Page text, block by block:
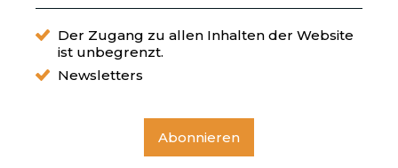
Der Zugang zu allen Inhalten der Website
ist unbegrenzt.
Newsletters
Abonnieren